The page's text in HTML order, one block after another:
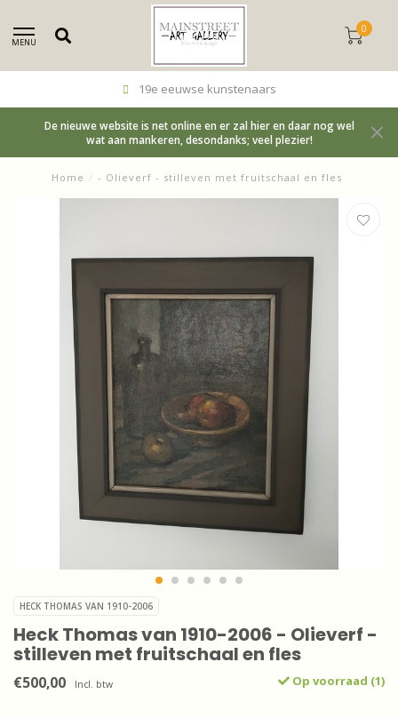
MENU
0
19e eeuwse kunstenaars
De nieuwe website is net online en er zal hier en daar nog wel
wat aan mankeren, desondanks; veel plezier!
Home / - Olieverf - stilleven met fruitschaal en fles
HECK THOMAS VAN 1910-2006
Heck Thomas van 1910-2006 - Olieverf -
stilleven met fruitschaal en fles
€500,00 Incl. btw Op voorraad (1)